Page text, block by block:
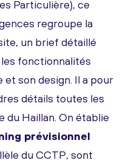
Particulière), ce
regroupe la
un brief détaillé
fonctionnalités
et son design. Il a pour
détails toutes les
du Haillan. On établie
prévisionnel
du CCTP, sont